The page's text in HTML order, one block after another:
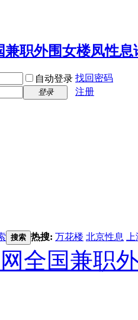
自动登录 找回密码
登录
注册
搜索 热搜: 万花楼 北京性息
全国兼职